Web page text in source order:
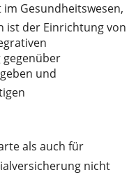
Gesundheitswesen,
ist der Einrichtung von
und
als auch für
nicht